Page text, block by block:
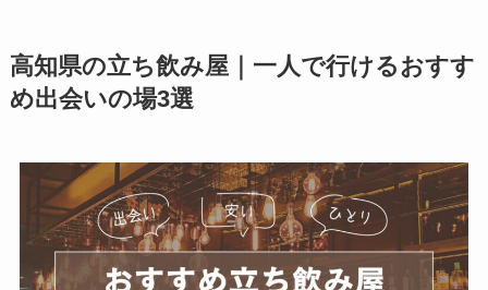
高知県の立ち飲み屋｜一人で行けるおすす
め出会いの場3選